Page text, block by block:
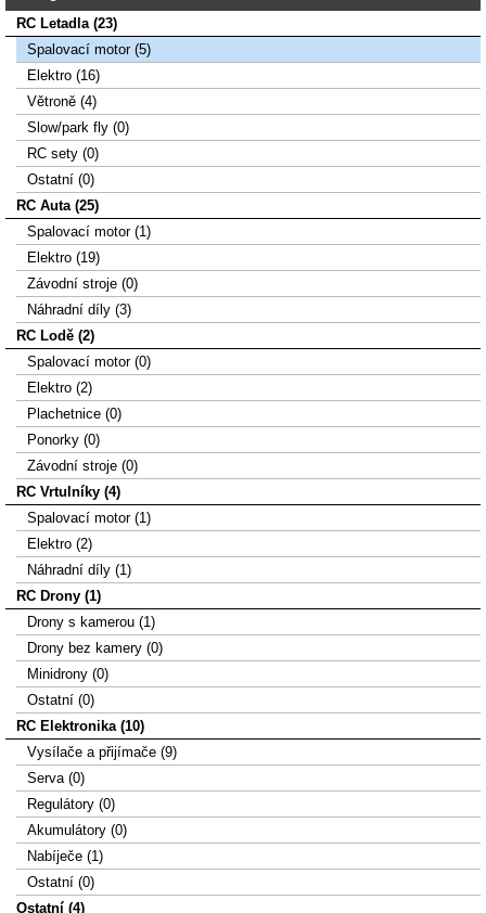
RC Letadla (23)
Spalovací­ motor (5)
Elektro (16)
Větroně (4)
Slow/park fly (0)
RC sety (0)
Ostatní (0)
RC Auta (25)
Spalovací motor (1)
Elektro (19)
Závodní stroje (0)
Náhradní díly (3)
RC Lodě (2)
Spalovací motor (0)
Elektro (2)
Plachetnice (0)
Ponorky (0)
Závodní stroje (0)
RC Vrtulníky (4)
Spalovací motor (1)
Elektro (2)
Náhradní díly (1)
RC Drony (1)
Drony s kamerou (1)
Drony bez kamery (0)
Minidrony (0)
Ostatní (0)
RC Elektronika (10)
Vysílače a přijímače (9)
Serva (0)
Regulátory (0)
Akumulátory (0)
Nabíječe (1)
Ostatní (0)
Ostatní (4)